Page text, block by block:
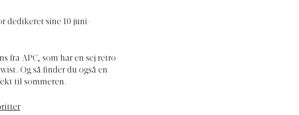
dedikeret sine 10 juni-
fra APC, som har en sej retro
Og så finder du også en
til sommeren.